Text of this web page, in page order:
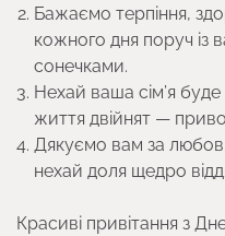
Бажаємо терпіння,
кожного дня поруч
сонечками.
Нехай ваша сім’я
життя двійнят —
Дякуємо вам за
нехай доля щедро
Красиві привітання з